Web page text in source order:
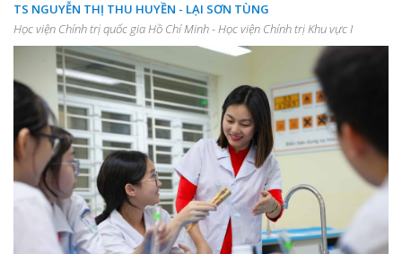
TS NGUYỄN THỊ THU HUYỀN - LẠI SƠN TÙNG
Học viện Chính trị quốc gia Hồ Chí Minh - Học viện Chính trị Khu vực I